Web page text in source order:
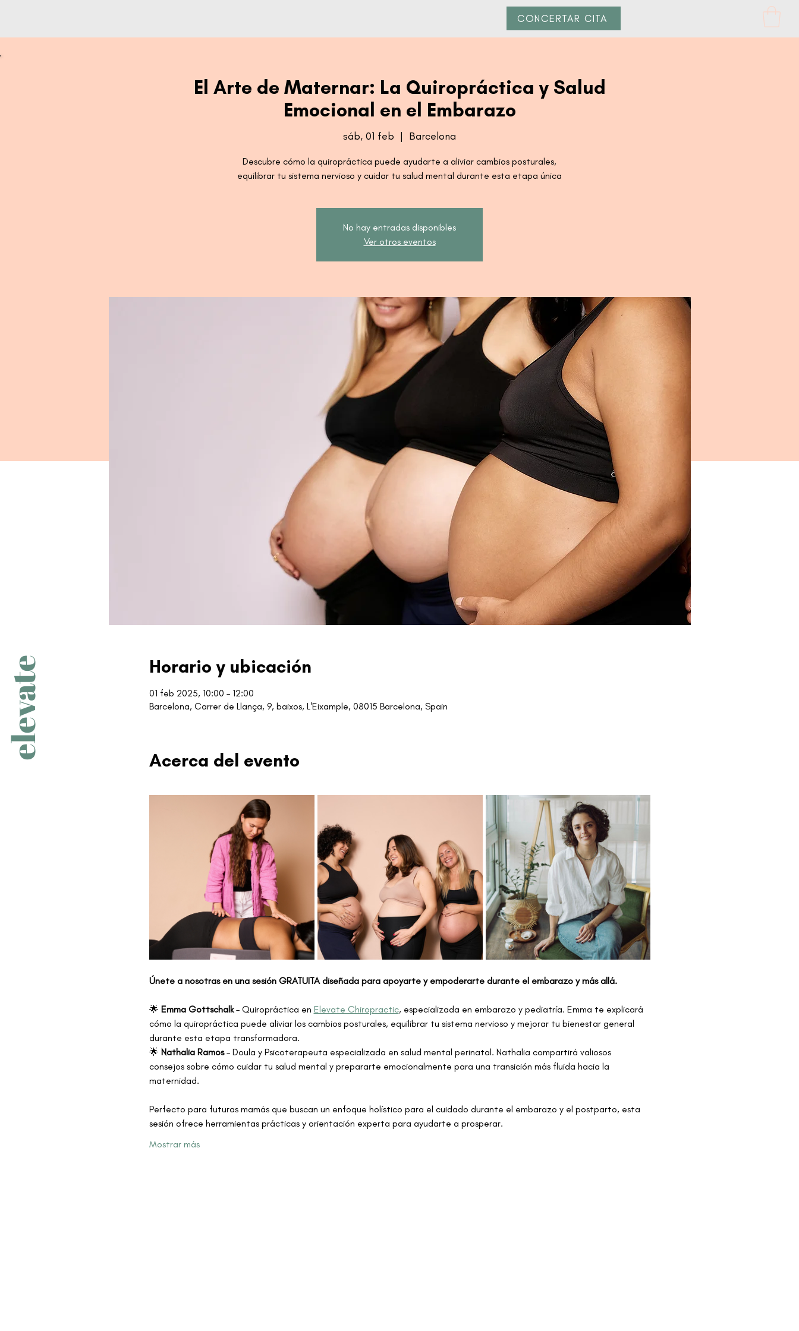
CONCERTAR CITA
elevate
El Arte de Maternar: La Quiropráctica y Salud
Emocional en el Embarazo
sáb, 01 feb
  |
Barcelona
Descubre cómo la quiropráctica puede ayudarte a aliviar cambios posturales,
equilibrar tu sistema nervioso y cuidar tu salud mental durante esta etapa única
No hay entradas disponibles
Ver otros eventos
Horario y ubicación
01 feb 2025, 10:00 – 12:00
Barcelona, Carrer de Llança, 9, baixos, L'Eixample, 08015 Barcelona, Spain
Acerca del evento
Únete a nosotras en una sesión GRATUITA diseñada para apoyarte y empoderarte durante el embarazo y más allá.
🌟 Emma Gottschalk – Quiropráctica en Elevate Chiropractic, especializada en embarazo y pediatría. Emma te explicará
cómo la quiropráctica puede aliviar los cambios posturales, equilibrar tu sistema nervioso y mejorar tu bienestar general
durante esta etapa transformadora.
🌟 Nathalia Ramos – Doula y Psicoterapeuta especializada en salud mental perinatal. Nathalia compartirá valiosos
consejos sobre cómo cuidar tu salud mental y prepararte emocionalmente para una transición más fluida hacia la
maternidad.
Perfecto para futuras mamás que buscan un enfoque holístico para el cuidado durante el embarazo y el postparto, esta
sesión ofrece herramientas prácticas y orientación experta para ayudarte a prosperar.
Mostrar más